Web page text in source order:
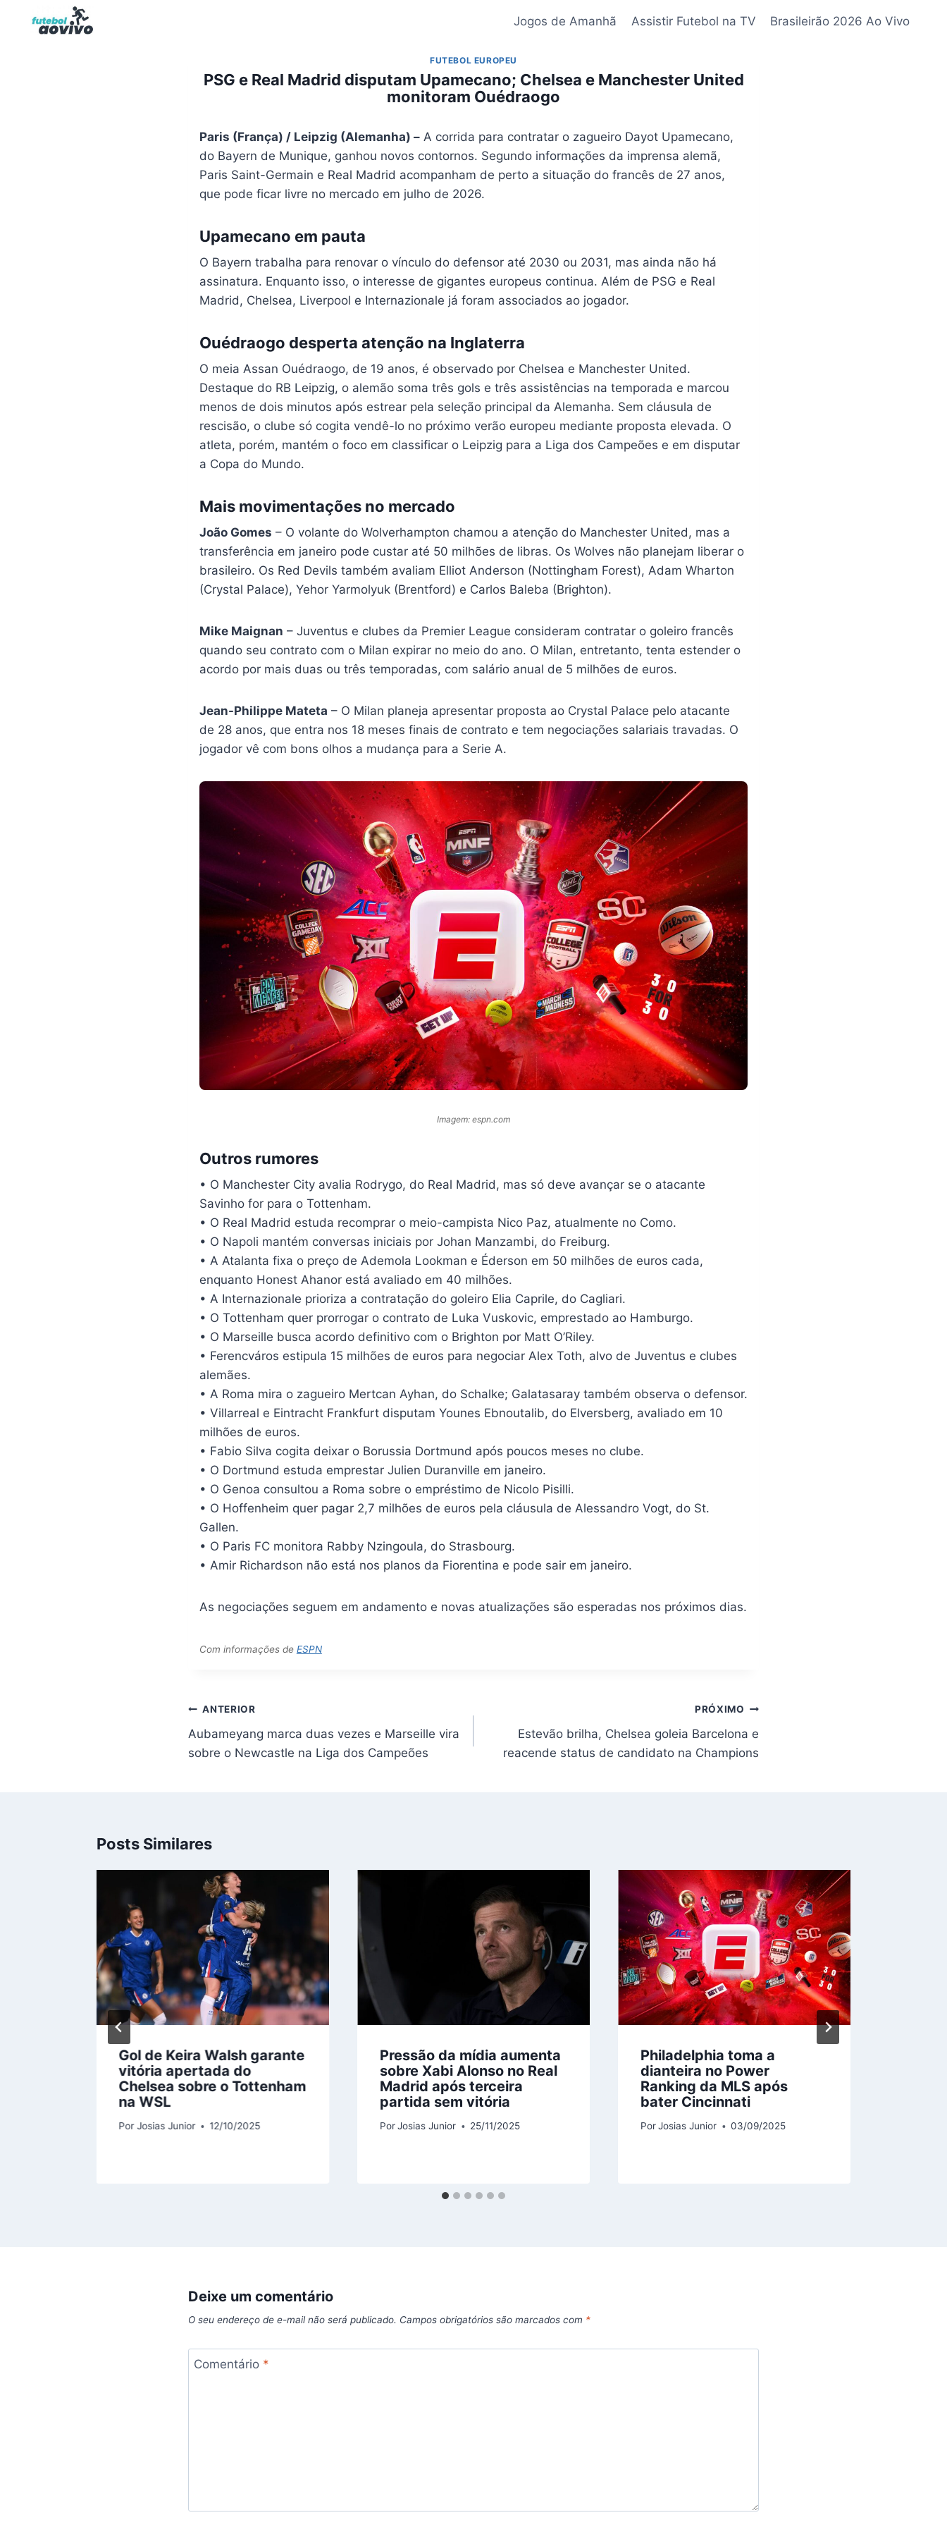
Jogos de Amanhã Assistir Futebol na TV Brasileirão 2026 Ao Vivo
FUTEBOL EUROPEU
PSG e Real Madrid disputam Upamecano; Chelsea e Manchester United
monitoram Ouédraogo
Paris (França) / Leipzig (Alemanha) –A corrida para contratar o zagueiro Dayot Upamecano,
do Bayern de Munique, ganhou novos contornos. Segundo informações da imprensa alemã,
Paris Saint-Germain e Real Madrid acompanham de perto a situação do francês de 27 anos,
que pode ficar livre no mercado em julho de 2026.
Upamecano em pauta
O Bayern trabalha para renovar o vínculo do defensor até 2030 ou 2031, mas ainda não há
assinatura. Enquanto isso, o interesse de gigantes europeus continua. Além de PSG e Real
Madrid, Chelsea, Liverpool e Internazionale já foram associados ao jogador.
Ouédraogo desperta atenção na Inglaterra
O meia Assan Ouédraogo, de 19 anos, é observado por Chelsea e Manchester United.
Destaque do RB Leipzig, o alemão soma três gols e três assistências na temporada e marcou
menos de dois minutos após estrear pela seleção principal da Alemanha. Sem cláusula de
rescisão, o clube só cogita vendê-lo no próximo verão europeu mediante proposta elevada. O
atleta, porém, mantém o foco em classificar o Leipzig para a Liga dos Campeões e em disputar
a Copa do Mundo.
Mais movimentações no mercado
João Gomes – O volante do Wolverhampton chamou a atenção do Manchester United, mas a
transferência em janeiro pode custar até 50 milhões de libras. Os Wolves não planejam liberar o
brasileiro. Os Red Devils também avaliam Elliot Anderson (Nottingham Forest), Adam Wharton
(Crystal Palace), Yehor Yarmolyuk (Brentford) e Carlos Baleba (Brighton).
Mike Maignan – Juventus e clubes da Premier League consideram contratar o goleiro francês
quando seu contrato com o Milan expirar no meio do ano. O Milan, entretanto, tenta estender o
acordo por mais duas ou três temporadas, com salário anual de 5 milhões de euros.
Jean-Philippe Mateta – O Milan planeja apresentar proposta ao Crystal Palace pelo atacante
de 28 anos, que entra nos 18 meses finais de contrato e tem negociações salariais travadas. O
jogador vê com bons olhos a mudança para a Serie A.
Imagem: espn.com
Outros rumores
• O Manchester City avalia Rodrygo, do Real Madrid, mas só deve avançar se o atacante
Savinho for para o Tottenham.
• O Real Madrid estuda recomprar o meio-campista Nico Paz, atualmente no Como.
• O Napoli mantém conversas iniciais por Johan Manzambi, do Freiburg.
• A Atalanta fixa o preço de Ademola Lookman e Éderson em 50 milhões de euros cada,
enquanto Honest Ahanor está avaliado em 40 milhões.
• A Internazionale prioriza a contratação do goleiro Elia Caprile, do Cagliari.
• O Tottenham quer prorrogar o contrato de Luka Vuskovic, emprestado ao Hamburgo.
• O Marseille busca acordo definitivo com o Brighton por Matt O’Riley.
• Ferencváros estipula 15 milhões de euros para negociar Alex Toth, alvo de Juventus e clubes
alemães.
• A Roma mira o zagueiro Mertcan Ayhan, do Schalke; Galatasaray também observa o defensor.
• Villarreal e Eintracht Frankfurt disputam Younes Ebnoutalib, do Elversberg, avaliado em 10
milhões de euros.
• Fabio Silva cogita deixar o Borussia Dortmund após poucos meses no clube.
• O Dortmund estuda emprestar Julien Duranville em janeiro.
• O Genoa consultou a Roma sobre o empréstimo de Nicolo Pisilli.
• O Hoffenheim quer pagar 2,7 milhões de euros pela cláusula de Alessandro Vogt, do St.
Gallen.
• O Paris FC monitora Rabby Nzingoula, do Strasbourg.
• Amir Richardson não está nos planos da Fiorentina e pode sair em janeiro.
As negociações seguem em andamento e novas atualizações são esperadas nos próximos dias.
Com informações de ESPN
Navegação
de
Post
ANTERIOR
Aubameyang marca duas vezes e Marseille vira
sobre o Newcastle na Liga dos Campeões
PRÓXIMO
Estevão brilha, Chelsea goleia Barcelona e
reacende status de candidato na Champions
Posts Similares
Gol de Keira Walsh garante
vitória apertada do
Chelsea sobre o Tottenham
na WSL
PorJosias Junior 12/10/2025
Pressão da mídia aumenta
sobre Xabi Alonso no Real
Madrid após terceira
partida sem vitória
PorJosias Junior 25/11/2025
Philadelphia toma a
dianteira no Power
Ranking da MLS após
bater Cincinnati
Por Josias Junior 03/09/2025
Deixe um comentário
O seu endereço de e-mail não será publicado. Campos obrigatórios são marcados com *
Comentário *